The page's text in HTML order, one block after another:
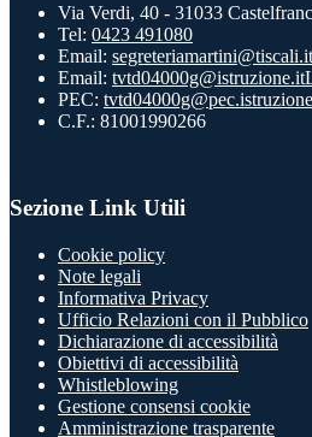
Via Verdi, 40 - 31033
Tel: 0423 491080
Email: segreteriamartini@tiscali.it
Email: tvtd04000g@istruzione.it
PEC:
C.F.: 81001990266
Sezione Link Utili
Cookie policy
Note legali
Informativa Privacy
Ufficio Relazioni con il Pubblico
Dichiarazione di accessibilità
Obiettivi di accessibilità
Whistleblowing
Gestione consensi cookie
Amministrazione trasparente